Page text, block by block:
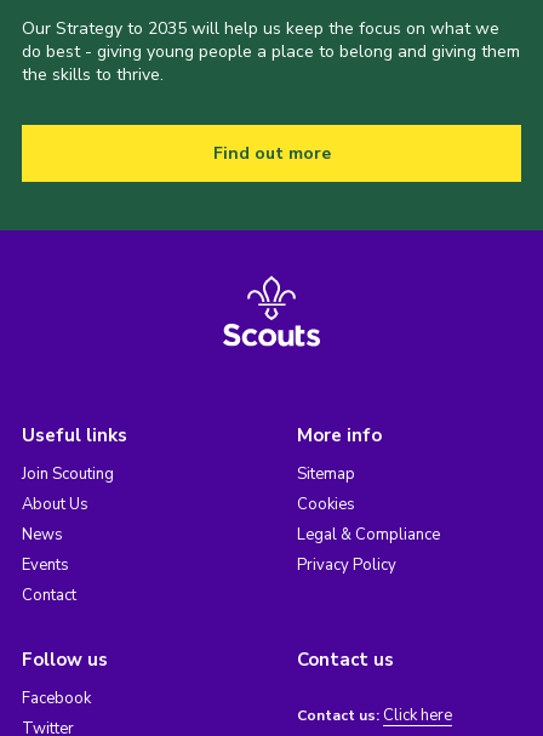
Our Strategy to 2035 will help us keep the focus on what we
do best - giving young people a place to belong and giving them
the skills to thrive.
Find out more
Useful links
Join Scouting
About Us
News
Events
Contact
More info
Sitemap
Cookies
Legal & Compliance
Privacy Policy
Follow us
Facebook
Twitter
Contact us
Contact us: Click here